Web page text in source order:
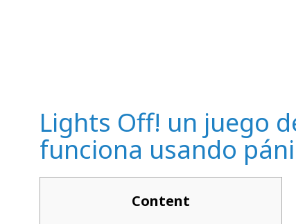
Lights Off! un juego
funciona usando
Content